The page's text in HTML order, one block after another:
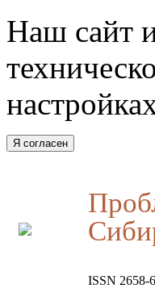
Наш сайт
Я согласен
ISSN 2658-